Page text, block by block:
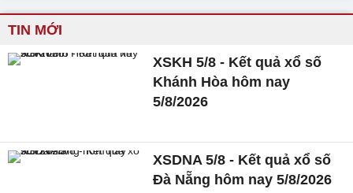
TIN MỚI
XSKH 5/8 - Kết quả xổ số
Khánh Hòa hôm nay
5/8/2026
XSDNA 5/8 - Kết quả xổ số
Đà Nẵng hôm nay 5/8/2026